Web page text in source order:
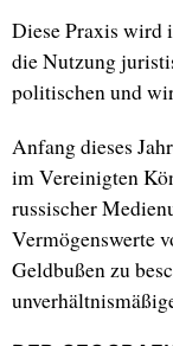
Diese Praxis wird
die Nutzung
politischen und
Anfang dieses
im Vereinigten
russischer
Vermögenswerte
Geldbußen zu